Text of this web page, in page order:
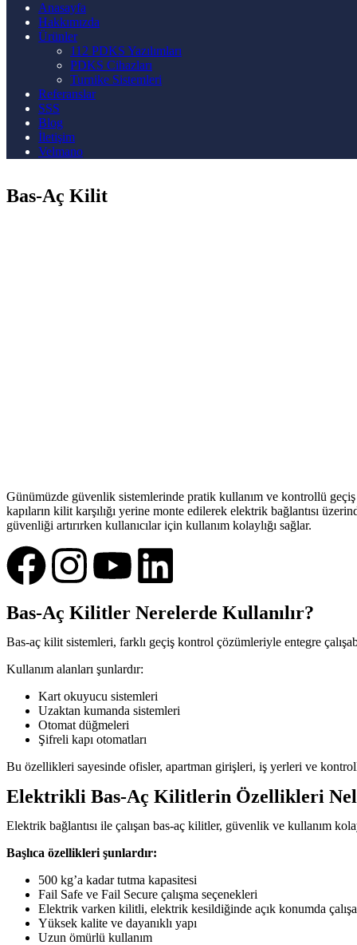
Anasayfa
Hakkımızda
Ürünler
112 PDKS Yazılımları
PDKS Cihazları
Turnike Sistemleri
Referanslar
SSS
Blog
İletişim
Velmano
Bas-Aç Kilit
Günümüzde güvenlik sistemlerinde pratik kullanım ve kontrollü
kapıların kilit karşılığı yerine monte edilerek elektrik bağlantısı
güvenliği artırırken kullanıcılar için kullanım kolaylığı sağlar.
Bas-Aç Kilitler Nerelerde Kullanılır?
Bas-aç kilit sistemleri, farklı geçiş kontrol çözümleriyle entegre
Kullanım alanları şunlardır:
Kart okuyucu sistemleri
Uzaktan kumanda sistemleri
Otomat düğmeleri
Şifreli kapı otomatları
Bu özellikleri sayesinde ofisler, apartman girişleri, iş yerleri ve
Elektrikli Bas-Aç Kilitlerin Özellikleri
Elektrik bağlantısı ile çalışan bas-aç kilitler, güvenlik ve kullanım
Başlıca özellikleri şunlardır:
500 kg’a kadar tutma kapasitesi
Fail Safe ve Fail Secure çalışma seçenekleri
Elektrik varken kilitli, elektrik kesildiğinde açık konumda
Yüksek kalite ve dayanıklı yapı
Uzun ömürlü kullanım